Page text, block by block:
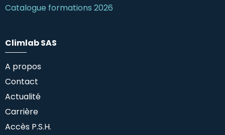
Catalogue formations 2026
Climlab SAS
A propos
Contact
Actualité
Carrière
Accès P.S.H.